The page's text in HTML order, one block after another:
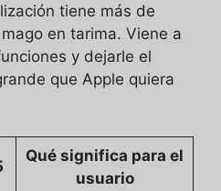
tiene más de
en tarima. Viene a
y dejarle el
que Apple quiera
Qué significa para el
usuario